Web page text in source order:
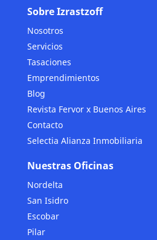
Sobre Izrastzoff
Nosotros
Servicios
Tasaciones
Emprendimientos
Blog
Revista Fervor x Buenos Aires
Contacto
Selectia Alianza Inmobiliaria
Nuestras Oficinas
Nordelta
San Isidro
Escobar
Pilar